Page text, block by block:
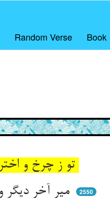
Random Verse Book
تو ز چرخ و اختران هم برتری ** گرچه بهر مصلحت در آخری
میر آخر دیگر و خر دیگرست ** نه هر آنک اندر آخر شد خرست
2550